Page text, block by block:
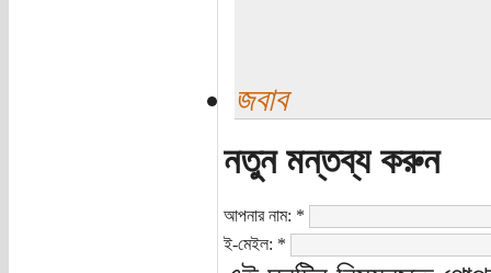
জবাব
নতুন মন্তব্য করুন
আপনার নাম: *
ই-মেইল: *